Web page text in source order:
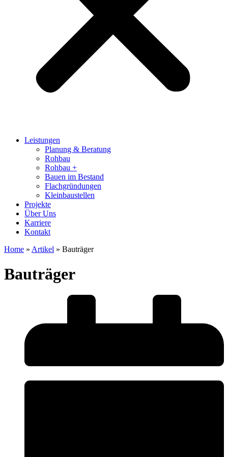
Leistungen
Planung & Beratung
Rohbau
Rohbau +
Bauen im Bestand
Flachgründungen
Kleinbaustellen
Projekte
Über Uns
Karriere
Kontakt
Home » Artikel » Bauträger
Bauträger